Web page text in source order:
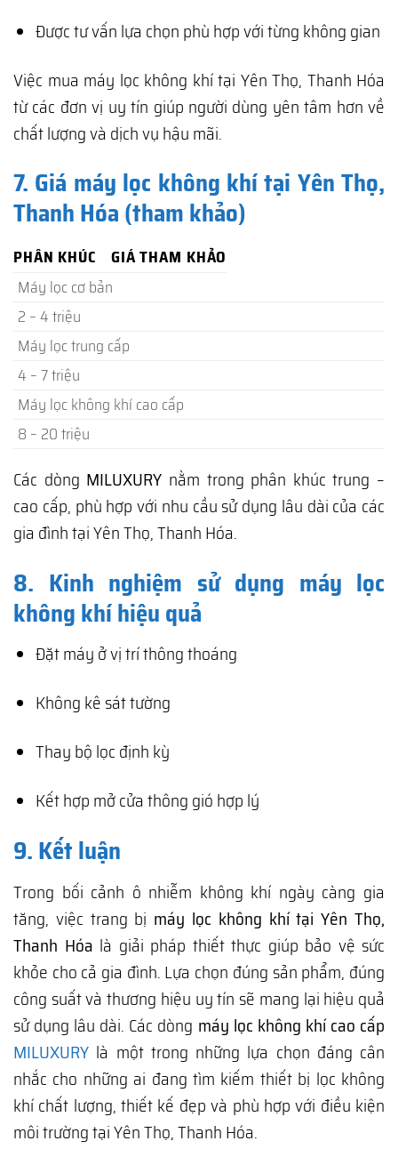
Được tư vấn lựa chọn phù hợp với từng không gian
Việc mua máy lọc không khí tại Yên Thọ, Thanh Hóa
từ các đơn vị uy tín giúp người dùng yên tâm hơn về
chất lượng và dịch vụ hậu mãi.
7. Giá máy lọc không khí tại Yên Thọ,
Thanh Hóa (tham khảo)
PHÂN KHÚC
GIÁ THAM KHẢO
Máy lọc cơ bản
2 – 4 triệu
Máy lọc trung cấp
4 – 7 triệu
Máy lọc không khí cao cấp
8 – 20 triệu
Các dòng MILUXURY nằm trong phân khúc trung –
cao cấp, phù hợp với nhu cầu sử dụng lâu dài của các
gia đình tại Yên Thọ, Thanh Hóa.
8. Kinh nghiệm sử dụng máy lọc
không khí hiệu quả
Đặt máy ở vị trí thông thoáng
Không kê sát tường
Thay bộ lọc định kỳ
Kết hợp mở cửa thông gió hợp lý
9. Kết luận
Trong bối cảnh ô nhiễm không khí ngày càng gia
tăng, việc trang bị máy lọc không khí tại Yên Thọ,
Thanh Hóa là giải pháp thiết thực giúp bảo vệ sức
khỏe cho cả gia đình. Lựa chọn đúng sản phẩm, đúng
công suất và thương hiệu uy tín sẽ mang lại hiệu quả
sử dụng lâu dài. Các dòng máy lọc không khí cao cấp
MILUXURY là một trong những lựa chọn đáng cân
nhắc cho những ai đang tìm kiếm thiết bị lọc không
khí chất lượng, thiết kế đẹp và phù hợp với điều kiện
môi trường tại Yên Thọ, Thanh Hóa.